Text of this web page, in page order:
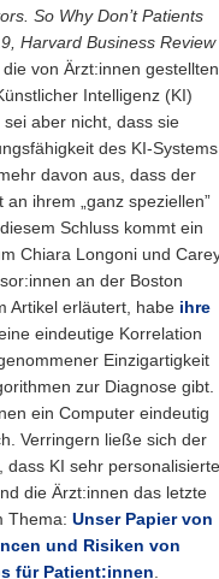
So Why Don’t Patients
Harvard Business Review
von Ärzt:innen gestellten
Intelligenz (KI)
aber nicht, dass sie
des KI-Systems
davon aus, dass der
ihrem „ganz speziellen”
Schluss kommt ein
Chiara Longoni und
an der Boston
Artikel erläutert, habe ihre
eindeutige Korrelation
Einzigartigkeit
zur Diagnose gibt.
ein Computer eindeutig
Verringern ließe sich der
dass KI sehr personalisierte
die Ärzt:innen das letzte
Thema: Unser Papier von
und Risiken von
für Patient:innen